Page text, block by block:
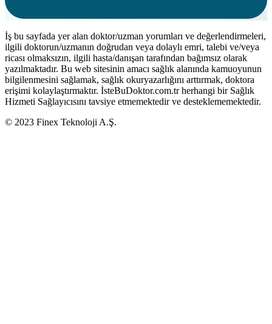
İş bu sayfada yer alan doktor/uzman yorumları ve değerlendirmeleri,
ilgili doktorun/uzmanın doğrudan veya dolaylı emri, talebi ve/veya
ricası olmaksızın, ilgili hasta/danışan tarafından bağımsız olarak
yazılmaktadır. Bu web sitesinin amacı sağlık alanında kamuoyunun
bilgilenmesini sağlamak, sağlık okuryazarlığını arttırmak, doktora
erişimi kolaylaştırmaktır. İsteBuDoktor.com.tr herhangi bir Sağlık
Hizmeti Sağlayıcısını tavsiye etmemektedir ve desteklememektedir.
© 2023 Finex Teknoloji A.Ş.